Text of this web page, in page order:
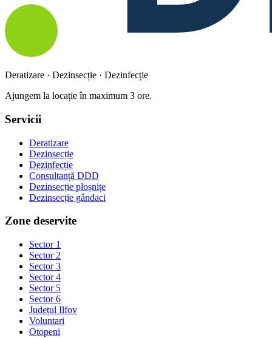
Deratizare · Dezinsecție · Dezinfecție
Ajungem la locație în maximum 3 ore.
Servicii
Deratizare
Dezinsecție
Dezinfecție
Consultanță DDD
Dezinsecție ploșnițe
Dezinsecție gândaci
Zone deservite
Sector 1
Sector 2
Sector 3
Sector 4
Sector 5
Sector 6
Județul Ilfov
Voluntari
Otopeni